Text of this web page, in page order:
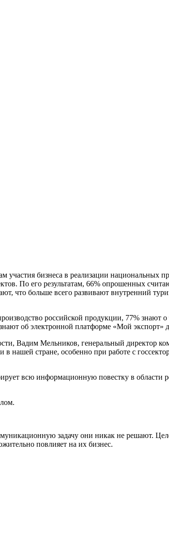
участия бизнеса в реализации национальных
По его результатам, 66% опрошенных
что больше всего развивают внутренний
российской продукции, 77% знают
об электронной платформе «Мой экспорт»
Вадим Мельников, генеральный директор
в нашей стране, особенно при работе с
всю информационную повестку в области
задачу они никак не решают.
повлияет на их бизнес.